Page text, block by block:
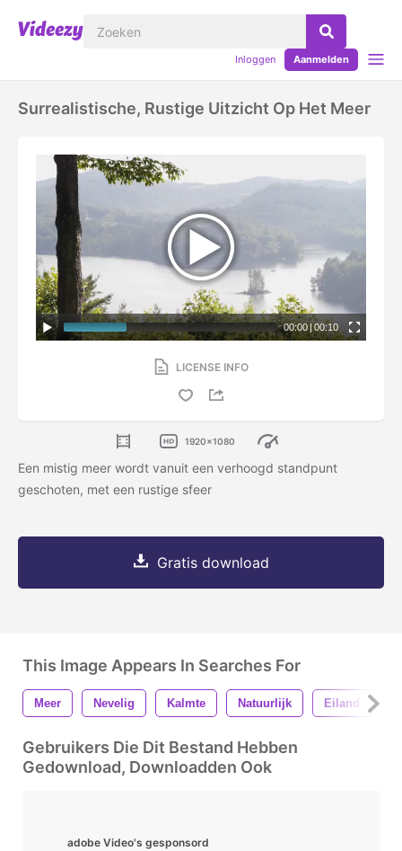
Inloggen Aanmelden
Surrealistische, Rustige Uitzicht Op Het Meer
00:00 |00:10
LICENSE INFO
1920x1080
Een mistig meer wordt vanuit een verhoogd standpunt
geschoten, met een rustige sfeer
Gratis download
This Image Appears In Searches For
Meer Nevelig Kalmte Natuurlijk Eiland
Gebruikers Die Dit Bestand Hebben
Gedownload, Downloadden Ook
adobe Video's gesponsord